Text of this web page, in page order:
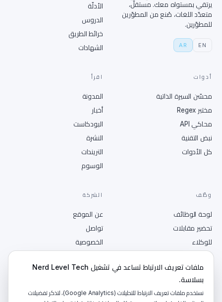
يرتقي بمستواه معك. مستقلّ،
متعدّد اللغات، صُنع من المطوّرين
للمطوّرين.
EN
AR
الأدلّة
الدروس
خرائط الطريق
الشهادات
أدوات
محسّن السيرة الذاتية
مختبر Regex
محاكي API
نبض التقنية
كل الأدوات
اقرأ
المدونة
أخبار
البودكاست
النشرة
التريندات
الوسوم
وظّف
لوحة الوظائف
تحضير مقابلات
للوكلاء
انشر وظيفة
الشركة
عن الموقع
تواصل
الخصوصية
RSS ملفات تعريف الارتباط تساعد في تشغيل Nerd Level Tech
بسلاسة.
نستخدم ملفات تعريف الارتباط للتحليلات (Google Analytics)، لتذكر تفضيلات